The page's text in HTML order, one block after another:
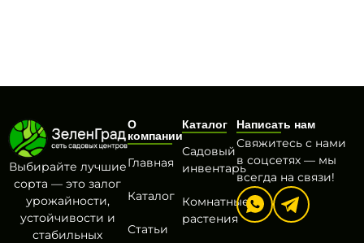
Выбирайте лучшие
сорта — это залог
урожайности,
устойчивости и
стабильных
О
компании
Главная
Каталог
Статьи
Каталог
Садовый
инвентарь
Комнатные
растения
Написать нам
Свяжитесь с нами
в соцсетях — мы
всегда на связи!